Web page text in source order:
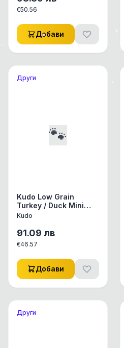
€50.56
Добави
Други
🐾
Kudo Low Grain
Turkey / Duck Mini
Adult 12 Kg - за мини
(тъмно жълт)
Kudo
91.09 лв
€46.57
Добави
Други